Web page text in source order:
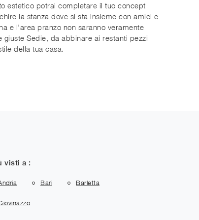
estetico potrai completare il tuo concept
la stanza dove si sta insieme con amici e
e l'area pranzo non saranno veramente
giuste Sedie, da abbinare ai restanti pezzi
della tua casa.
visti a :
Bari Barletta